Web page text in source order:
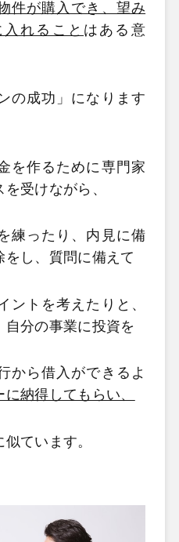
件が購入でき、望み
れること はある意
の成功」になります
を作るために専門家
受けながら、
練ったり、内見に備
をし、質問に備えて
ントを考えたりと、
分の事業に投資を
から借入ができるよ
納得してもらい、
似ています。